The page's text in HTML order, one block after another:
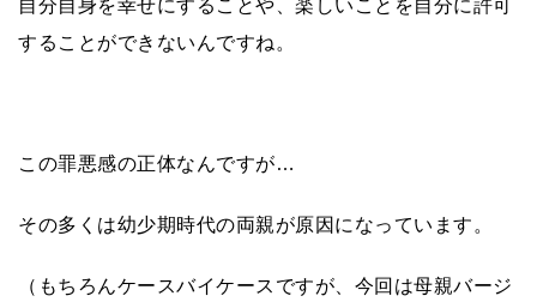
自分自身を幸せにすることや、楽しいことを自分に許可
することができないんですね。
この罪悪感の正体なんですが…
その多くは幼少期時代の両親が原因になっています。
（もちろんケースバイケースですが、今回は母親バージ